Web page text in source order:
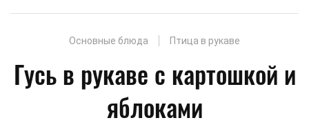
Основные блюда Птица в рукаве
Гусь в рукаве с картошкой и
яблоками